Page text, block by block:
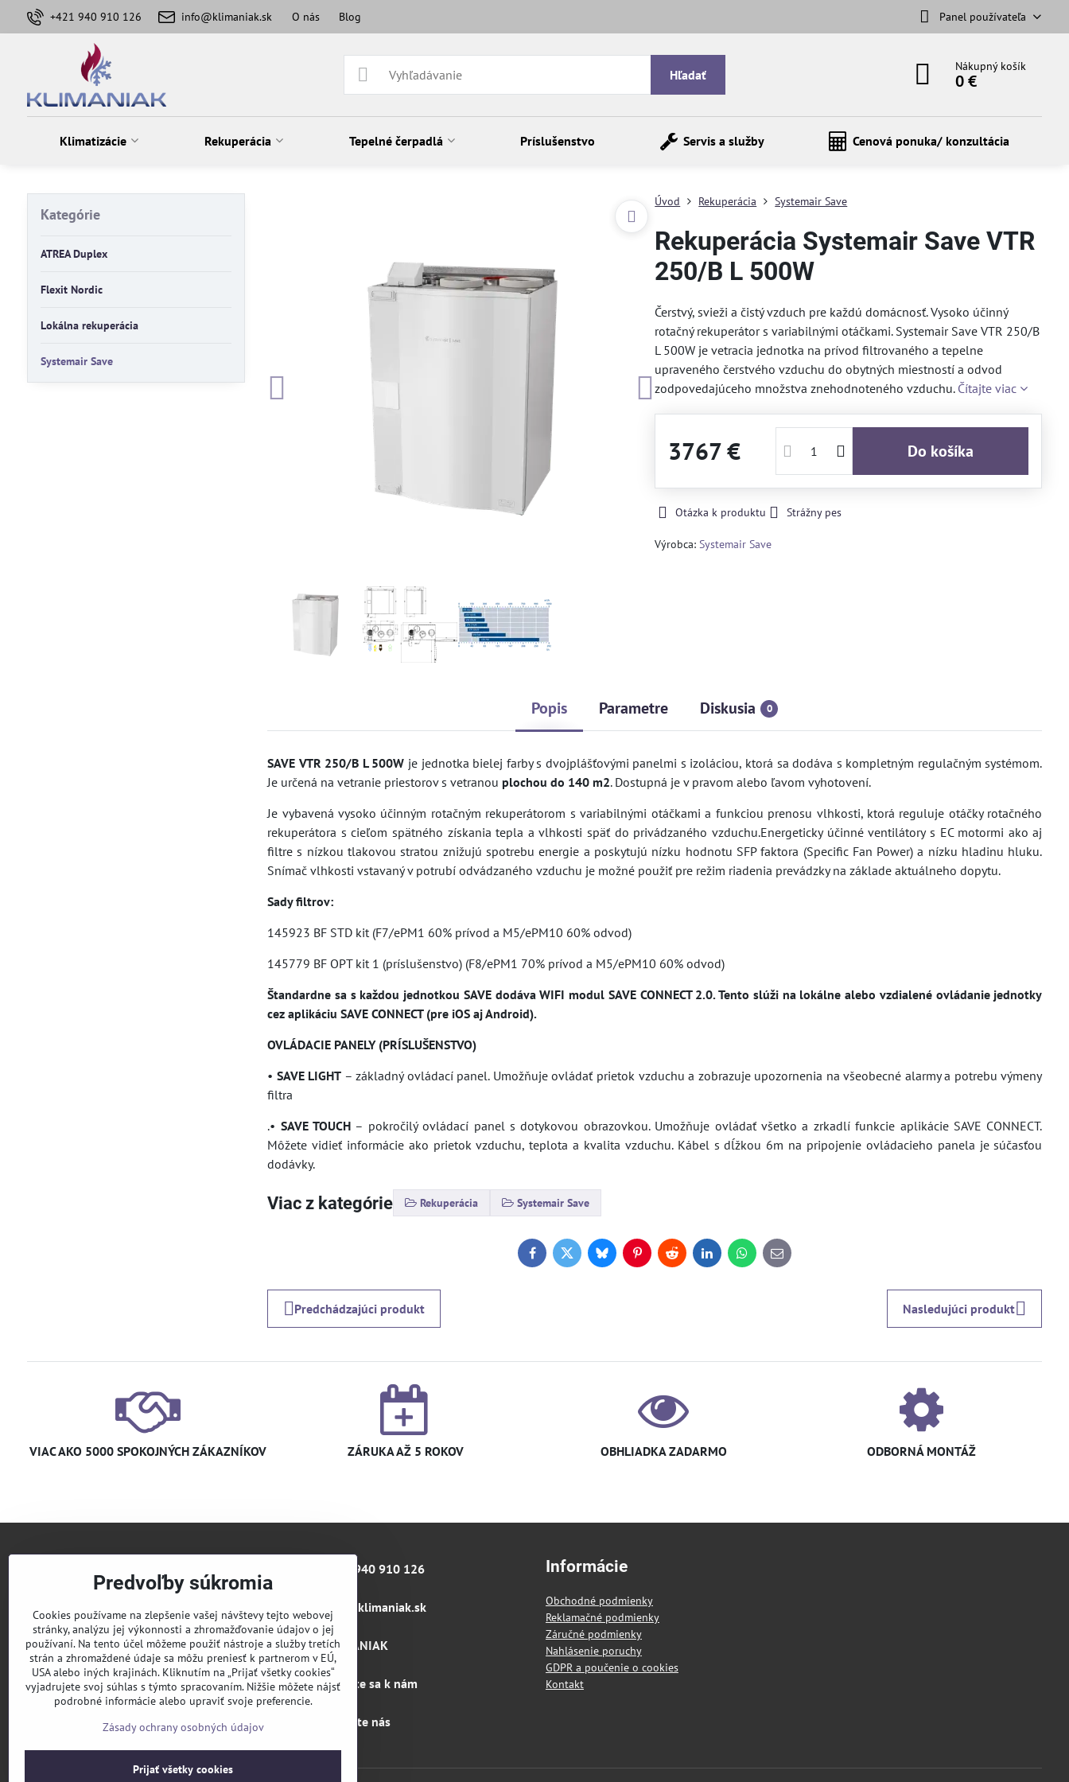
+421 940 910 126 info@klimaniak.sk O nás Blog Panel používateľa
Hľadať
Nákupný košík
0 €
Klimatizácie Rekuperácia Tepelné čerpadlá Príslušenstvo Servis a služby Cenová ponuka/ konzultácia
Úvod Rekuperácia Systemair Save
Rekuperácia Systemair Save VTR
250/B L 500W
Čerstvý, svieži a čistý vzduch pre každú domácnosť. Vysoko účinný
rotačný rekuperátor s variabilnými otáčkami. Systemair Save VTR 250/B
L 500W je vetracia jednotka na prívod filtrovaného a tepelne
upraveného čerstvého vzduchu do obytných miestností a odvod
zodpovedajúceho množstva znehodnoteného vzduchu. Čítajte viac
3767 € Do košíka
Otázka k produktu Strážny pes
Výrobca:Systemair Save
Popis Parametre Diskusia 0
SAVE VTR 250/B L 500W je jednotka bielej farby s dvojplášťovými panelmi s izoláciou, ktorá sa dodáva s kompletným regulačným systémom.
Je určená na vetranie priestorov s vetranou plochou do 140 m2. Dostupná je v pravom alebo ľavom vyhotovení.
Je vybavená vysoko účinným rotačným rekuperátorom s variabilnými otáčkami a funkciou prenosu vlhkosti, ktorá reguluje otáčky rotačného
rekuperátora s cieľom spätného získania tepla a vlhkosti späť do privádzaného vzduchu.Energeticky účinné ventilátory s EC motormi ako aj
filtre s nízkou tlakovou stratou znižujú spotrebu energie a poskytujú nízku hodnotu SFP faktora (Specific Fan Power) a nízku hladinu hluku.
Snímač vlhkosti vstavaný v potrubí odvádzaného vzduchu je možné použiť pre režim riadenia prevádzky na základe aktuálneho dopytu.
Sady filtrov:
145923 BF STD kit (F7/ePM1 60% prívod a M5/ePM10 60% odvod)
145779 BF OPT kit 1 (príslušenstvo) (F8/ePM1 70% prívod a M5/ePM10 60% odvod)
Štandardne sa s každou jednotkou SAVE dodáva WIFI modul SAVE CONNECT 2.0. Tento slúži na lokálne alebo vzdialené ovládanie jednotky
cez aplikáciu SAVE CONNECT (pre iOS aj Android).
OVLÁDACIE PANELY (PRÍSLUŠENSTVO)
• SAVE LIGHT – základný ovládací panel. Umožňuje ovládať prietok vzduchu a zobrazuje upozornenia na všeobecné alarmy a potrebu výmeny
filtra
.• SAVE TOUCH– pokročilý ovládací panel s dotykovou obrazovkou. Umožňuje ovládať všetko a zrkadlí funkcie aplikácie SAVE CONNECT.
Môžete vidieť informácie ako prietok vzduchu, teplota a kvalita vzduchu. Kábel s dĺžkou 6m na pripojenie ovládacieho panela je súčasťou
dodávky.
Viac z kategórie Rekuperácia Systemair Save
FacebookTwitterBlueskyPinterestRedditLinkedInWhatsApp
E-
mail
Predchádzajúci produkt Nasledujúci produkt
Kategórie
ATREA Duplex
Flexit Nordic
Lokálna rekuperácia
Systemair Save
VIAC AKO 5000 SPOKOJNÝCH ZÁKAZNÍKOV ZÁRUKA AŽ 5 ROKOV OBHLIADKA ZADARMO ODBORNÁ MONTÁŽ
+421 940 910 126
info​@klimaniak​.sk
KLIMANIAK
Pridajte sa k nám
Sledujte nás
Informácie
Obchodné podmienky
Reklamačné podmienky
Záručné podmienky
Nahlásenie poruchy
GDPR a poučenie o cookies
Kontakt
Predvoľby súkromia
Cookies používame na zlepšenie vašej návštevy tejto webovej
stránky, analýzu jej výkonnosti a zhromažďovanie údajov o jej
používaní. Na tento účel môžeme použiť nástroje a služby tretích
strán a zhromaždené údaje sa môžu preniesť k partnerom v EÚ,
USA alebo iných krajinách. Kliknutím na „Prijať všetky cookies“
vyjadrujete svoj súhlas s týmto spracovaním. Nižšie môžete nájsť
podrobné informácie alebo upraviť svoje preferencie.
Zásady ochrany osobných údajov
Prijať všetky cookies